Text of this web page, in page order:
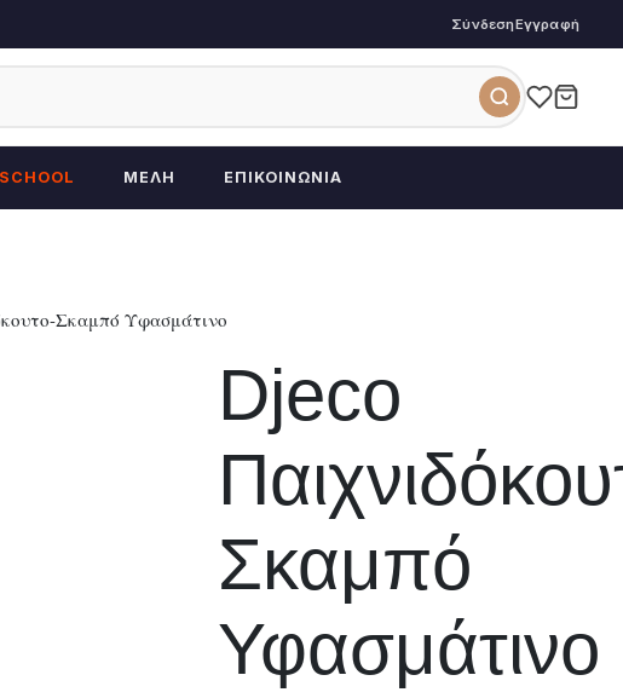
ΣύνδεσηΕγγραφή
ΜΈΛΗ ΕΠΙΚΟΙΝΩΝΊΑ
Σκαμπό Υφασμάτινο
Djeco
Σκαμπό
Υφασμάτινο